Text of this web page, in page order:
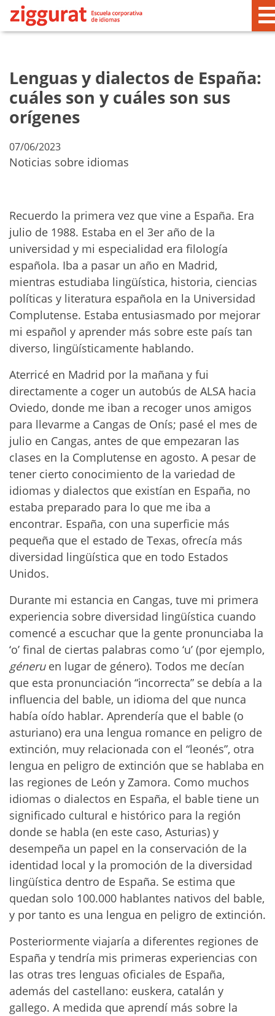
Lenguas y dialectos de España:
cuáles son y cuáles son sus
orígenes
07/06/2023
Noticias sobre idiomas
Recuerdo la primera vez que vine a España. Era
julio de 1988. Estaba en el 3er año de la
universidad y mi especialidad era filología
española. Iba a pasar un año en Madrid,
mientras estudiaba lingüística, historia, ciencias
políticas y literatura española en la Universidad
Complutense. Estaba entusiasmado por mejorar
mi español y aprender más sobre este país tan
diverso, lingüísticamente hablando.
Aterricé en Madrid por la mañana y fui
directamente a coger un autobús de ALSA hacia
Oviedo, donde me iban a recoger unos amigos
para llevarme a Cangas de Onís; pasé el mes de
julio en Cangas, antes de que empezaran las
clases en la Complutense en agosto. A pesar de
tener cierto conocimiento de la variedad de
idiomas y dialectos que existían en España, no
estaba preparado para lo que me iba a
encontrar. España, con una superficie más
pequeña que el estado de Texas, ofrecía más
diversidad lingüística que en todo Estados
Unidos.
Durante mi estancia en Cangas, tuve mi primera
experiencia sobre diversidad lingüística cuando
comencé a escuchar que la gente pronunciaba la
‘o’ final de ciertas palabras como ‘u’ (por ejemplo,
géneruen lugar de género). Todos me decían
que esta pronunciación “incorrecta” se debía a la
influencia del bable, un idioma del que nunca
había oído hablar. Aprendería que el bable (o
asturiano) era una lengua romance en peligro de
extinción, muy relacionada con el “leonés”, otra
lengua en peligro de extinción que se hablaba en
las regiones de León y Zamora. Como muchos
idiomas o dialectos en España, el bable tiene un
significado cultural e histórico para la región
donde se habla (en este caso, Asturias) y
desempeña un papel en la conservación de la
identidad local y la promoción de la diversidad
lingüística dentro de España. Se estima que
quedan solo 100.000 hablantes nativos del bable,
y por tanto es una lengua en peligro de extinción.
Posteriormente viajaría a diferentes regiones de
España y tendría mis primeras experiencias con
las otras tres lenguas oficiales de España,
además del castellano: euskera, catalán y
gallego. A medida que aprendí más sobre la